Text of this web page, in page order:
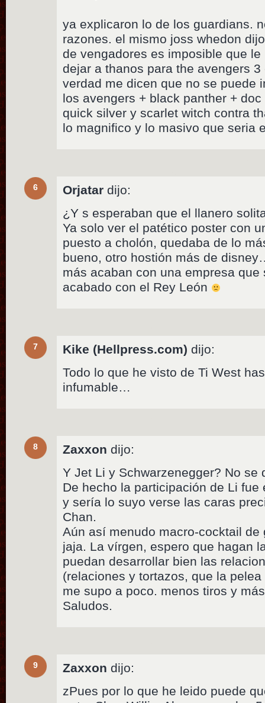
ya explicaron lo de los guardians.
razones. el mismo joss whedon
de vengadores es imposible que
dejar a thanos para the avengers
verdad me dicen que no se puede
los avengers + black panther +
quick silver y scarlet witch contra
lo magnifico y lo masivo que seria
6 Orjatar dijo:
¿Y s esperaban que el llanero
Ya solo ver el patético poster con
puesto a cholón, quedaba de lo
bueno, otro hostión más de
más acaban con una empresa
acabado con el Rey León
7 Kike (Hellpress.com) dijo:
Todo lo que he visto de Ti West
infumable…
8 Zaxxon dijo:
Y Jet Li y Schwarzenegger? No se
De hecho la participación de Li fue
y sería lo suyo verse las caras
Chan.
Aún así menudo macro-cocktail
jaja. La vírgen, espero que hagan
puedan desarrollar bien las
(relaciones y tortazos, que la
me supo a poco. menos tiros y
Saludos.
9 Zaxxon dijo:
zPues por lo que he leido puede